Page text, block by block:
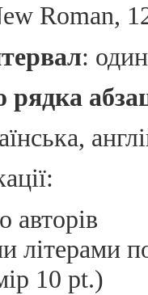
Roman,
:
рядка
авторів
літерами
10 pt.)